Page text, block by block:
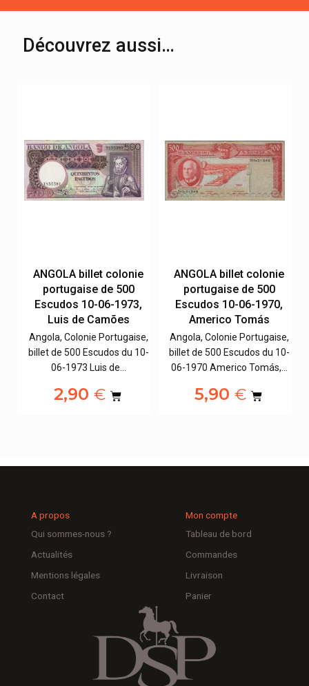
Découvrez aussi…
ANGOLA billet colonie
portugaise de 500
Escudos 10-06-1973,
Luis de Camões
Angola, Colonie Portugaise,
billet de 500 Escudos du 10-
06-1973 Luis de…
2,90 €
ANGOLA billet colonie
portugaise de 500
Escudos 10-06-1970,
Americo Tomás
Angola, Colonie Portugaise,
billet de 500 Escudos du 10-
06-1970 Americo Tomás,…
5,90 €
A propos
Qui sommes-nous ?
Actualités
Mentions légales
Contact
Mon compte
Tableau de bord
Commandes
Livraison
Panier